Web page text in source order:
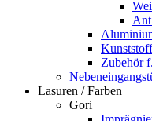
Zubehör
Lasuren / Farben
Gori